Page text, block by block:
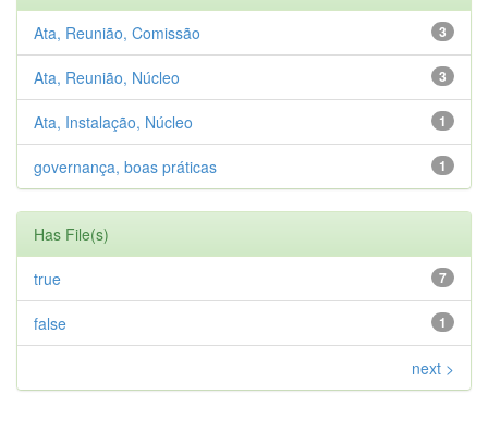
3
Ata, Reunião, Comissão
3
Ata, Reunião, Núcleo
1
Ata, Instalação, Núcleo
1
governança, boas práticas
Has File(s)
7
true
1
false
next >